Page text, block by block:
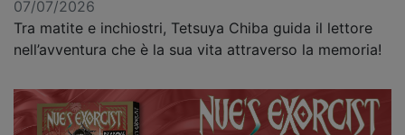
07/07/2026
Tra matite e inchiostri, Tetsuya Chiba guida il lettore
nell’avventura che è la sua vita attraverso la memoria!